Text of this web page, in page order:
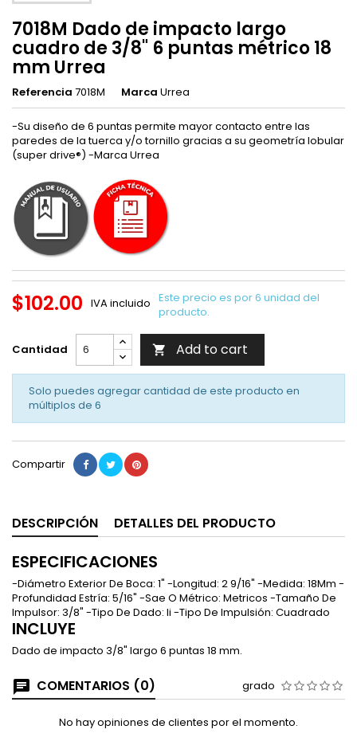
7018M Dado de impacto largo
cuadro de 3/8" 6 puntas métrico 18
mm Urrea
Referencia 7018M Marca Urrea
-Su diseño de 6 puntas permite mayor contacto entre las
paredes de la tuerca y/o tornillo gracias a su geometría lobular
(super drive®) -Marca Urrea
$102.00 IVA incluido Este precio es por 6 unidad del
producto.
Cantidad  Add to cart
Solo puedes agregar cantidad de este producto en
múltiplos de 6
Compartir
DESCRIPCIÓN DETALLES DEL PRODUCTO
ESPECIFICACIONES
-Diámetro Exterior De Boca: 1" -Longitud: 2 9/16" -Medida: 18Mm -
Profundidad Estría: 5/16" -Sae O Métrico: Metricos -Tamaño De
Impulsor: 3/8" -Tipo De Dado: Ii -Tipo De Impulsión: Cuadrado
INCLUYE
Dado de impacto 3/8" largo 6 puntas 18 mm.
COMENTARIOS (0) grado
No hay opiniones de clientes por el momento.